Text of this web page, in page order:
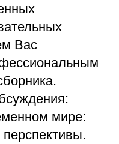
Вас
мире: